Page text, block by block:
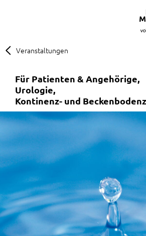
Veranstaltungen
Für Patienten & Angehörige
Urologie
Kontinenz- und